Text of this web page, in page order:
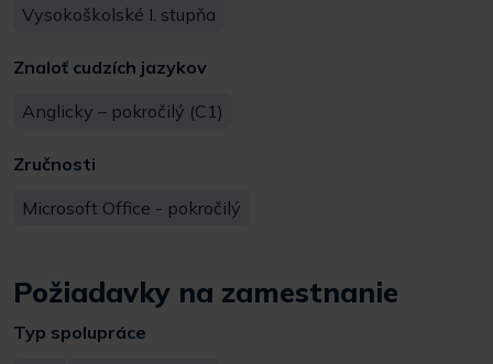
Vysokoškolské I. stupňa
Znaloť cudzích jazykov
Anglicky – pokročilý (C1)
Zručnosti
Microsoft Office - pokročilý
Požiadavky na zamestnanie
Typ spolupráce